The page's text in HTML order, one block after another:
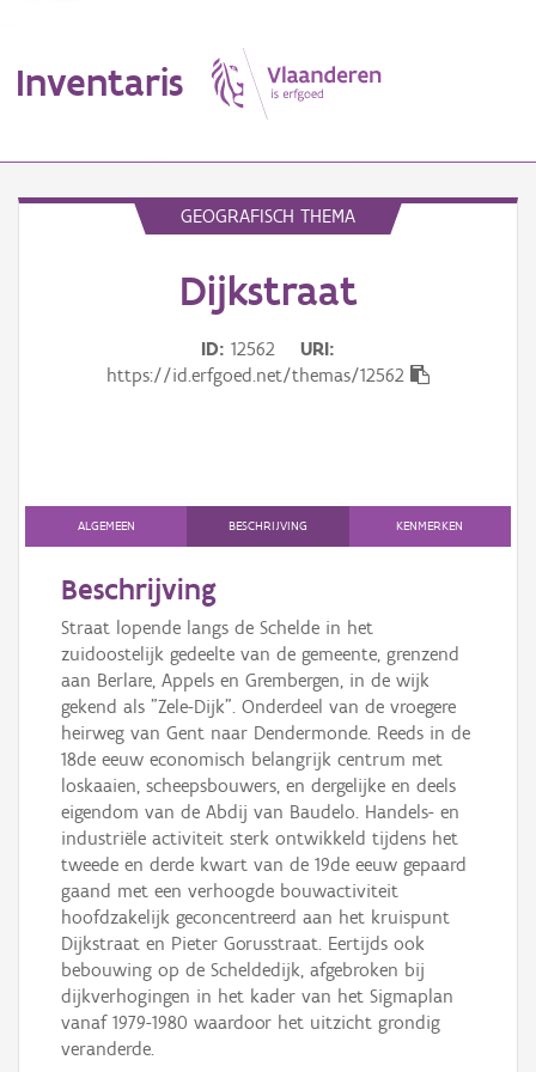
Inventaris
Persoon of collectief
Downloads
Hergebruik
Aanmelden
GEOGRAFISCH THEMA
Dijkstraat
ID 12562
URI
https://id.erfgoed.net/themas/12562
ALGEMEEN BESCHRIJVING KENMERKEN
Beschrijving
Straat lopende langs de Schelde in het
zuidoostelijk gedeelte van de gemeente, grenzend
aan Berlare, Appels en Grembergen, in de wijk
gekend als "Zele-Dijk". Onderdeel van de vroegere
heirweg van Gent naar Dendermonde. Reeds in de
18de eeuw economisch belangrijk centrum met
loskaaien, scheepsbouwers, en dergelijke en deels
eigendom van de Abdij van Baudelo. Handels- en
industriële activiteit sterk ontwikkeld tijdens het
tweede en derde kwart van de 19de eeuw gepaard
gaand met een verhoogde bouwactiviteit
hoofdzakelijk geconcentreerd aan het kruispunt
Dijkstraat en Pieter Gorusstraat. Eertijds ook
bebouwing op de Scheldedijk, afgebroken bij
dijkverhogingen in het kader van het Sigmaplan
vanaf 1979-1980 waardoor het uitzicht grondig
veranderde.